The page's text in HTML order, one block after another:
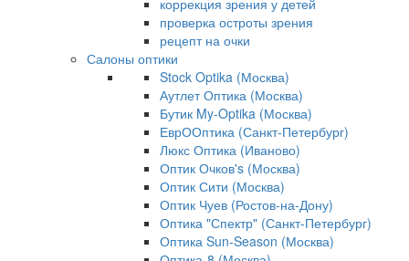
коррекция зрения у детей
проверка остроты зрения
рецепт на очки
Салоны оптики
Stock Optika (Москва)
Аутлет Оптика (Москва)
Бутик My-Optika (Москва)
ЕврООптика (Санкт-Петербург)
Люкс Оптика (Иваново)
Оптик Очков's (Москва)
Оптик Сити (Москва)
Оптик Чуев (Ростов-на-Дону)
Оптика "Спектр" (Санкт-Петербург)
Оптика Sun-Season (Москва)